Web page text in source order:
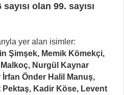
olan 99. sayısı
yer alan isimler:
in Şimşek, Memik Kömekçi,
Nurgül Kaynar
İrfan Önder Hal il Manuş,
Pektaş, Kad ir Köse, Levent